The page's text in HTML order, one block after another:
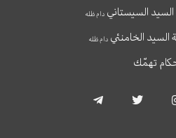
السيستانيدام ظله
الخامنئي دام ظله
تهمّك
i
l